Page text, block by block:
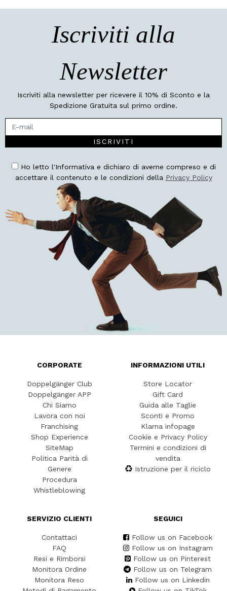
Iscriviti alla
Newsletter
Iscriviti alla newsletter per ricevere il 10% di Sconto e la
Spedizione Gratuita sul primo ordine.
ISCRIVITI
Ho letto l'Informativa e dichiaro di averne compreso e di
accettare il contenuto e le condizioni della Privacy Policy
CORPORATE
Doppelgänger Club
Doppelgänger APP
Chi Siamo
Lavora con noi
Franchising
Shop Experience
SiteMap
Politica Parità di
Genere
Procedura
Whistleblowing
INFORMAZIONI UTILI
Store Locator
Gift Card
Guida alle Taglie
Sconti e Promo
Klarna infopage
Cookie e Privacy Policy
Termini e condizioni di
vendita
Istruzione per il riciclo
SERVIZIO CLIENTI
Contattaci
FAQ
Resi e Rimborsi
Monitora Ordine
Monitora Reso
SEGUICI
Follow us on Facebook
Follow us on Instagram
Follow us on Pinterest
Follow us on Telegram
Follow us on Linkedin